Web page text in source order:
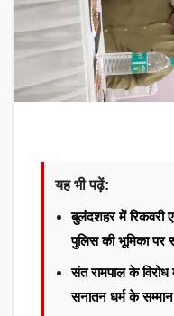
यह भी पढ़ें:
बुलंदशहर में रिकवरी
पुलिस की भूमिका पर
संत रामपाल के
सनातन धर्म के